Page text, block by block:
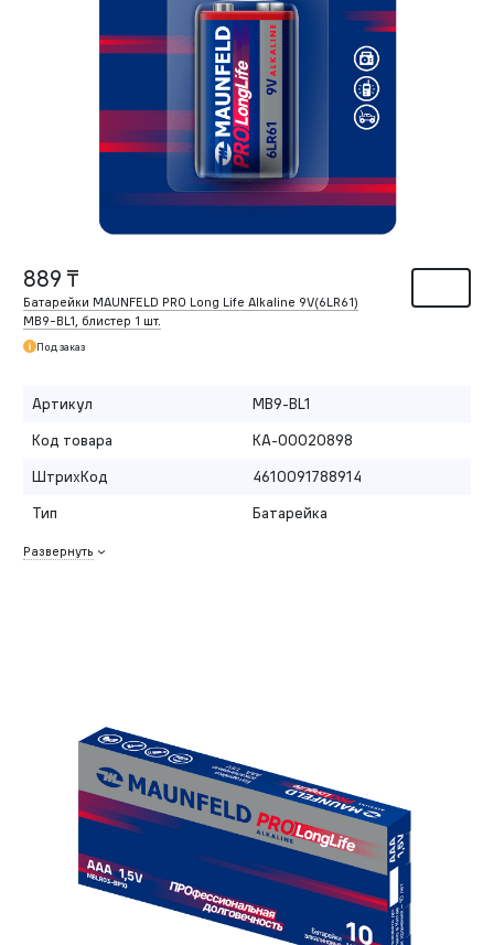
889 ₸
Батарейки MAUNFELD PRO Long Life Alkaline 9V(6LR61)
MB9-BL1, блистер 1 шт.
Под заказ
Артикул
MB9-BL1
Код товара
КА-00020898
ШтрихКод
4610091788914
Тип
Батарейка
Развернуть